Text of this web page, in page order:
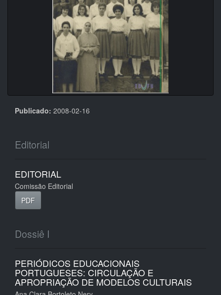
Publicado: 2008-02-16
Editorial
EDITORIAL
Comissão Editorial
PDF
Dossiê I
PERIÓDICOS EDUCACIONAIS
PORTUGUESES: CIRCULAÇÃO E
APROPRIAÇÃO DE MODELOS CULTURAIS